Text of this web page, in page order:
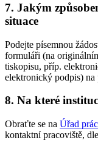
7. Jakým
situace
Podejte písemnou
formuláři (na
tiskopisu, příp.
elektronický podpis) na
8. Na které
Obraťte se na Úřad
kontaktní pracoviště,